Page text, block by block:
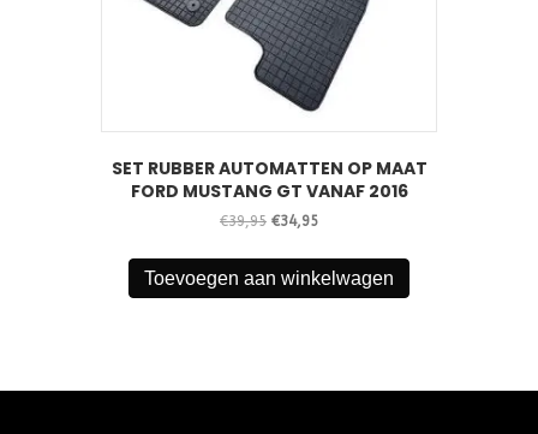
SET RUBBER AUTOMATTEN OP MAAT
FORD MUSTANG GT VANAF 2016
€39,95 Oorspronkelijke
was:
€39,95.
€34,95Huidige
is:
€34,95.
Toevoegen aan winkelwagen